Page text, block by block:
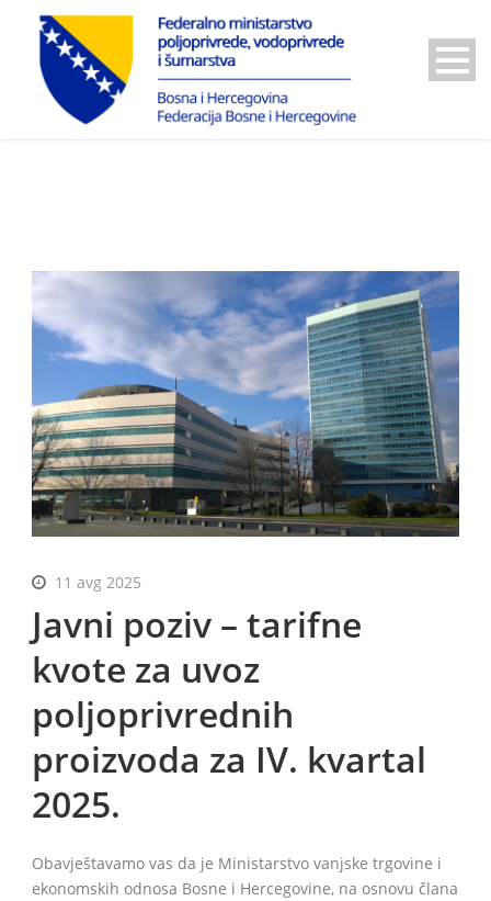
11 avg 2025
Javni poziv – tarifne
kvote za uvoz
poljoprivrednih
proizvoda za IV. kvartal
2025.
Obavještavamo vas da je Ministarstvo vanjske trgovine i
ekonomskih odnosa Bosne i Hercegovine, na osnovu člana